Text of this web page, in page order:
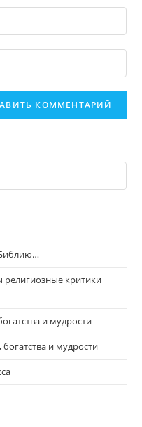
религиозные критики
и мудрости
и мудрости